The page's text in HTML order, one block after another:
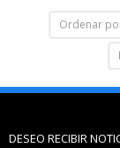
Ordenar
DESEO RECIBIR